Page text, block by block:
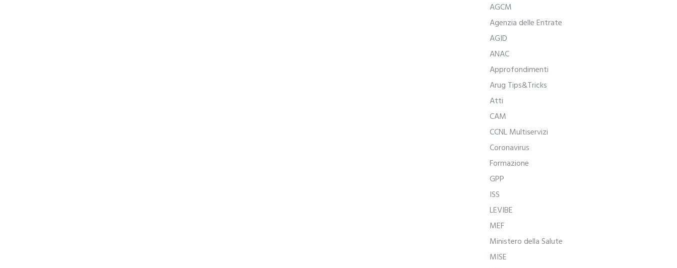
AGCM
Agenzia delle Entrate
AGID
ANAC
Approfondimenti
Arug Tips&Tricks
Atti
CAM
CCNL Multiservizi
Coronavirus
Formazione
GPP
ISS
LEVIBE
MEF
Ministero della Salute
MISE